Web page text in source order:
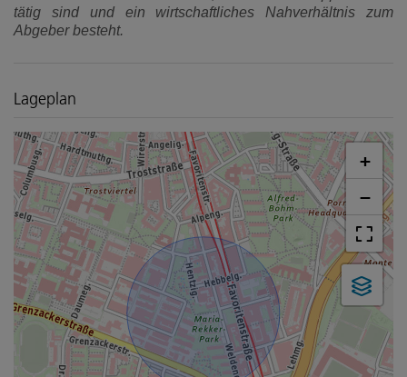
tätig sind und ein wirtschaftliches Nahverhältnis zum
Abgeber besteht.
Lageplan
+
−